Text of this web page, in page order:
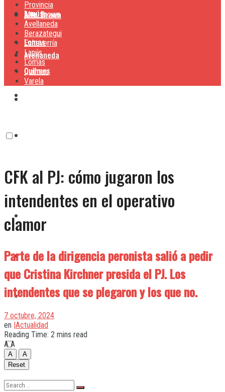
Lanús
Lomas
Quilmes
Alte. Brown
Avellaneda
Lanús
Quilmes
Varela
Provincia
Alte. Brown
Avellaneda
Berazategui
Echeverría
Lanús
Lomas
Quilmes
Varela
CFK al PJ: cómo jugaron los
intendentes en el operativo
clamor
Parte de la dirigencia peronista salió a pedir
que Cristina Kirchner presida el PJ. Los
intendentes que se plegaron y los que no.
7 octubre, 2024
en |Actualidad
Reading Time: 2 mins read
A A
A
A
Reset